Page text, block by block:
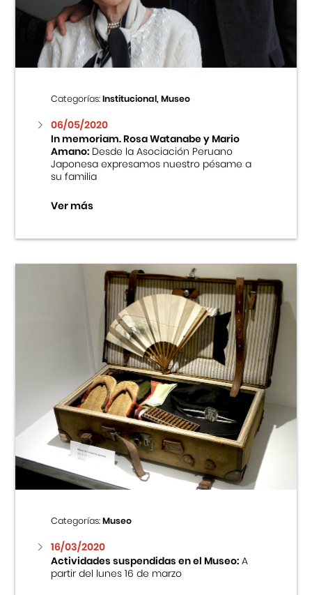
Centro Cultural Peruano Japonés
Cursos
Museo de la Inmigración Japonesa
Fondo Editorial
Teatro Peruano Japonés
Categorías:Institucional, Museo
06/05/2020
In memoriam. Rosa Watanabe y Mario
Amano:Desde la Asociación Peruano
Japonesa expresamos nuestro pésame a
su familia
Ver más
Categorías:Museo
16/03/2020
Actividades suspendidas en el Museo:A
partir del lunes 16 de marzo